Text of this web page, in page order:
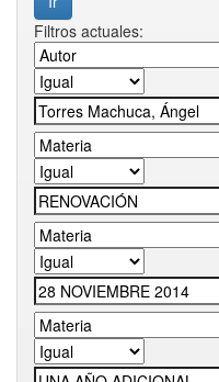
Filtros actuales: